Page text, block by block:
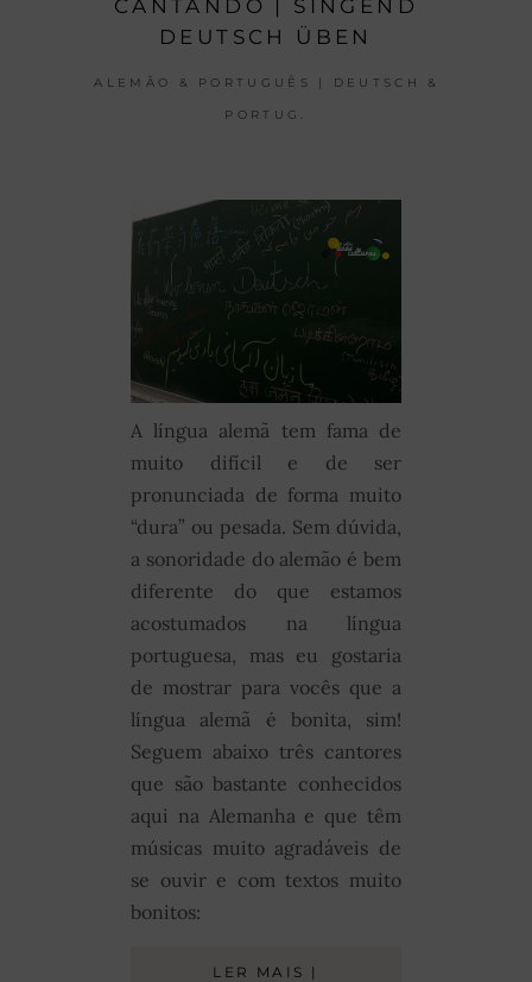
CANTANDO | SINGEND
DEUTSCH ÜBEN
ALEMÃO & PORTUGUÊS | DEUTSCH &
PORTUG.
A língua alemã tem fama de
muito difícil e de ser
pronunciada de forma muito
“dura” ou pesada. Sem dúvida,
a sonoridade do alemão é bem
diferente do que estamos
acostumados na língua
portuguesa, mas eu gostaria
de mostrar para vocês que a
língua alemã é bonita, sim!
Seguem abaixo três cantores
que são bastante conhecidos
aqui na Alemanha e que têm
músicas muito agradáveis de
se ouvir e com textos muito
bonitos:
LER MAIS |